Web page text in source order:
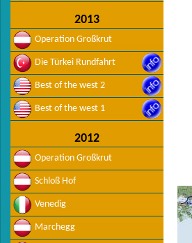
2013
Operation Großkrut
Die Türkei Rundfahrt
Best of the west 2
Best of the west 1
2012
Operation Großkrut
Schloß Hof
Venedig
Marchegg